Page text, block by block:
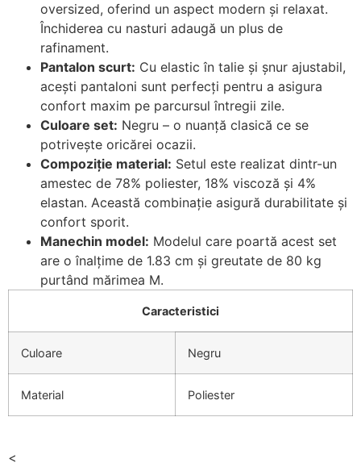
oversized, oferind un aspect modern și relaxat.
Închiderea cu nasturi adaugă un plus de
rafinament.
Pantalon scurt: Cu elastic în talie și șnur ajustabil,
acești pantaloni sunt perfecți pentru a asigura
confort maxim pe parcursul întregii zile.
Culoare set: Negru – o nuanță clasică ce se
potrivește oricărei ocazii.
Compoziție material: Setul este realizat dintr-un
amestec de 78% poliester, 18% viscoză și 4%
elastan. Această combinație asigură durabilitate și
confort sporit.
Manechin model: Modelul care poartă acest set
are o înalțime de 1.83 cm și greutate de 80 kg
purtând mărimea M.
Caracteristici
Culoare Negru
Material Poliester
<